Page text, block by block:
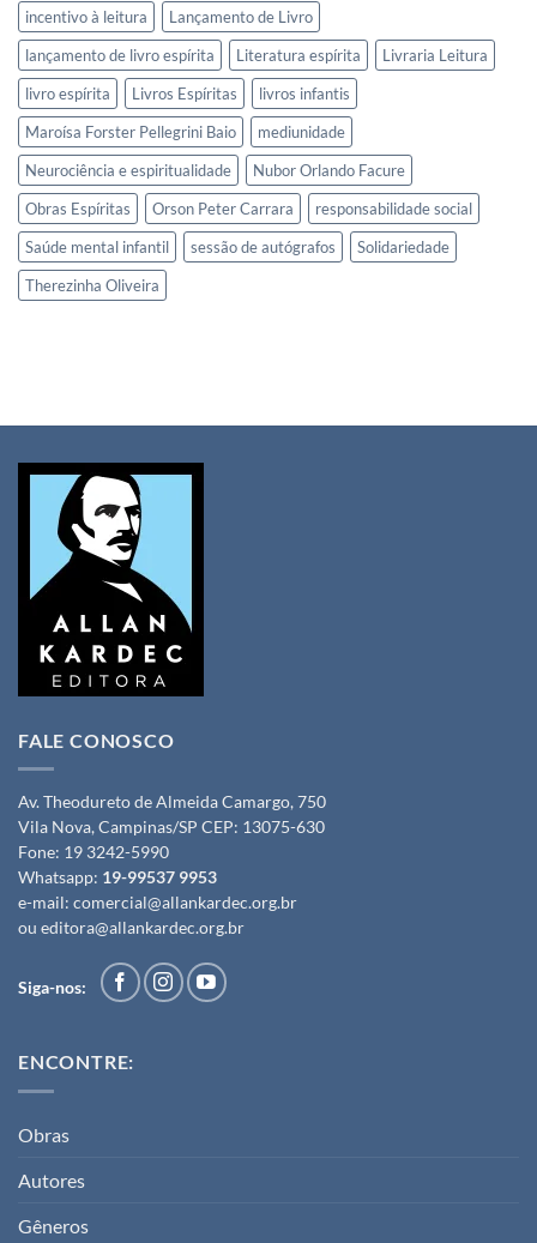
incentivo à leitura
Lançamento de Livro
lançamento de livro espírita
Literatura espírita
Livraria Leitura
livro espírita
Livros Espíritas
livros infantis
Maroísa Forster Pellegrini Baio
mediunidade
Neurociência e espiritualidade
Nubor Orlando Facure
Obras Espíritas
Orson Peter Carrara
responsabilidade social
Saúde mental infantil
sessão de autógrafos
Solidariedade
Therezinha Oliveira
FALE CONOSCO
Av. Theodureto de Almeida Camargo, 750
Vila Nova, Campinas/SP CEP: 13075-630
Fone: 19 3242-5990
Whatsapp: 19-99537 9953
e-mail: comercial@allankardec.org.br
ou editora@allankardec.org.br
Siga-nos:
ENCONTRE:
Obras
Autores
Gêneros